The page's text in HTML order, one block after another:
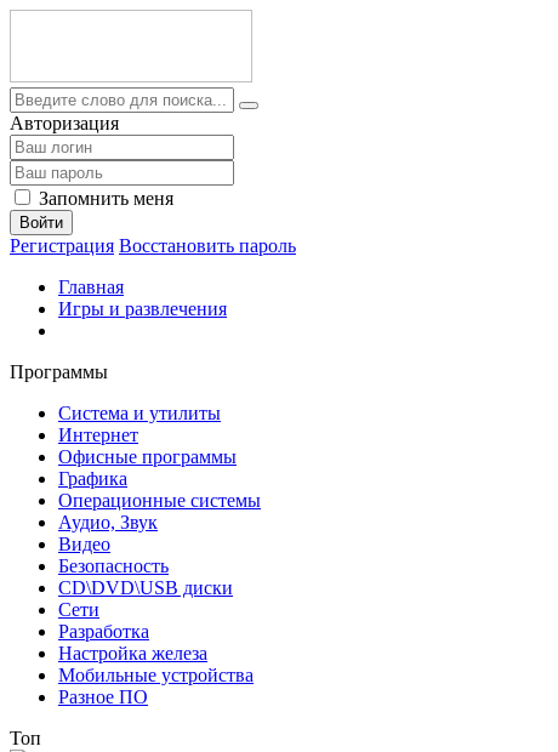
Авторизация
Запомнить меня
Войти
Регистрация Восстановить пароль
Главная
Игры и развлечения
Программы
Система и утилиты
Интернет
Офисные программы
Графика
Операционные системы
Аудио, Звук
Видео
Безопасность
CD\DVD\USB диски
Сети
Разработка
Настройка железа
Мобильные устройства
Разное ПО
Топ